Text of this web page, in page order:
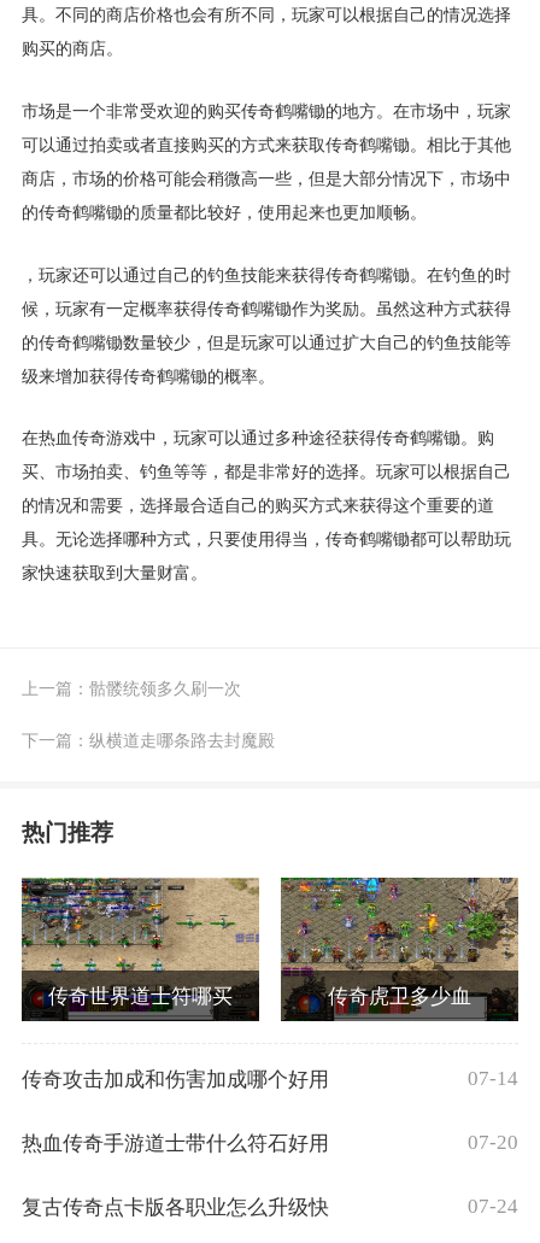
具。不同的商店价格也会有所不同，玩家可以根据自己的情况选择
购买的商店。
市场是一个非常受欢迎的购买传奇鹤嘴锄的地方。在市场中，玩家
可以通过拍卖或者直接购买的方式来获取传奇鹤嘴锄。相比于其他
商店，市场的价格可能会稍微高一些，但是大部分情况下，市场中
的传奇鹤嘴锄的质量都比较好，使用起来也更加顺畅。
，玩家还可以通过自己的钓鱼技能来获得传奇鹤嘴锄。在钓鱼的时
候，玩家有一定概率获得传奇鹤嘴锄作为奖励。虽然这种方式获得
的传奇鹤嘴锄数量较少，但是玩家可以通过扩大自己的钓鱼技能等
级来增加获得传奇鹤嘴锄的概率。
在热血传奇游戏中，玩家可以通过多种途径获得传奇鹤嘴锄。购
买、市场拍卖、钓鱼等等，都是非常好的选择。玩家可以根据自己
的情况和需要，选择最合适自己的购买方式来获得这个重要的道
具。无论选择哪种方式，只要使用得当，传奇鹤嘴锄都可以帮助玩
家快速获取到大量财富。
上一篇： 骷髅统领多久刷一次
下一篇： 纵横道走哪条路去封魔殿
热门推荐
传奇世界道士符哪买 传奇虎卫多少血
传奇攻击加成和伤害加成哪个好用 07-14
热血传奇手游道士带什么符石好用 07-20
复古传奇点卡版各职业怎么升级快 07-24